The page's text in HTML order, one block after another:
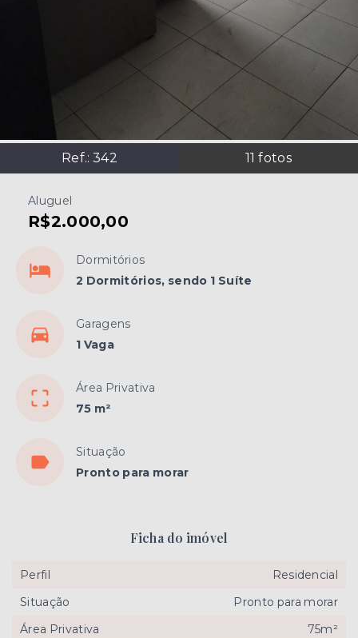
Ref.:342 11 fotos
Aluguel
R$2.000,00
Dormitórios
2 Dormitórios, sendo 1 Suíte
Garagens
1 Vaga
Área Privativa
75 m²
Situação
Pronto para morar
Ficha do imóvel
Perfil
Residencial
Situação
Pronto para morar
Área Privativa
75m²